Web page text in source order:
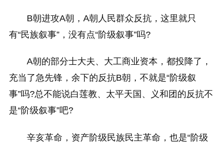
B朝进攻A朝，A朝人民群众反抗，这里就只
有“民族叙事”，没有点“阶级叙事”吗?
A朝的部分士大夫、大工商业资本，都投降了，
充当了急先锋，余下的反抗B朝，不就是“阶级叙
事”吗?总不能说白莲教、太平天国、义和团的反抗不
是“阶级叙事”吧?
辛亥革命，资产阶级民族民主革命，也是“阶级